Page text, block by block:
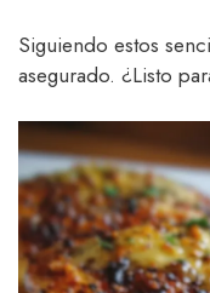
Siguiendo estos
asegurado. ¿Listo